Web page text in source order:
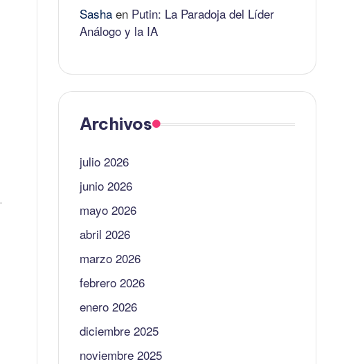
Sasha en Putin: La Paradoja del Líder
Análogo y la IA
Archivos
julio 2026
junio 2026
mayo 2026
abril 2026
marzo 2026
febrero 2026
enero 2026
diciembre 2025
noviembre 2025